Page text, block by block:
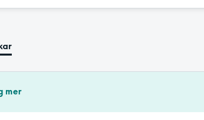
mer